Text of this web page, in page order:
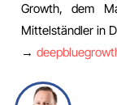
Growth, dem
Mittelständler in
→